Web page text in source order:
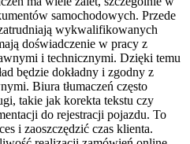
samochodowych. Przede
wykwalifikowanych
doświadczenie w pracy z
i technicznymi. Dzięki temu
będzie dokładny i zgodny z
Biura tłumaczeń często
takie jak korekta tekstu czy
do rejestracji pojazdu. To
i zaoszczędzić czas klienta.